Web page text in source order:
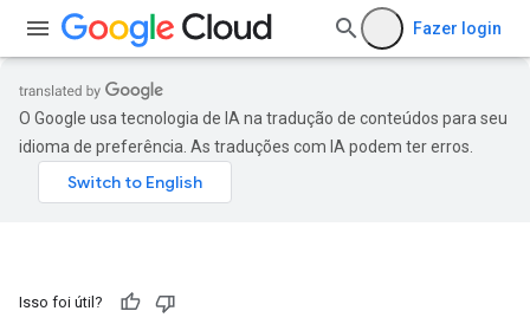
Fazer login
O Google usa tecnologia de IA na tradução de conteúdos para seu
idioma de preferência. As traduções com IA podem ter erros.
Isso foi útil?